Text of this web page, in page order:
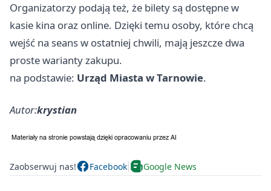
Organizatorzy podają też, że bilety są dostępne w
kasie kina oraz online. Dzięki temu osoby, które chcą
wejść na seans w ostatniej chwili, mają jeszcze dwa
proste warianty zakupu.
na podstawie: Urząd Miasta w Tarnowie.
Autor:krystian
Zaobserwuj nas! Facebook Google News